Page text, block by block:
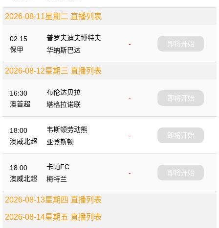
2026-08-11星期二 直播列表
02:15
保甲
普罗夫迪夫博特夫
-
华纳斯巴达
即将开始
2026-08-12星期三 直播列表
16:30
澳首超
布伦达贝拉
-
塔格拉诺联
即将开始
18:00
澳威北超
韦斯顿劳动熊
-
亚登斯顿
即将开始
18:00
澳威北超
卡帕FC
-
梅特兰
即将开始
2026-08-13星期四 直播列表
2026-08-14星期五 直播列表